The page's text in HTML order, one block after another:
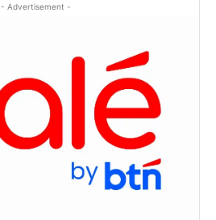
- Advertisement -